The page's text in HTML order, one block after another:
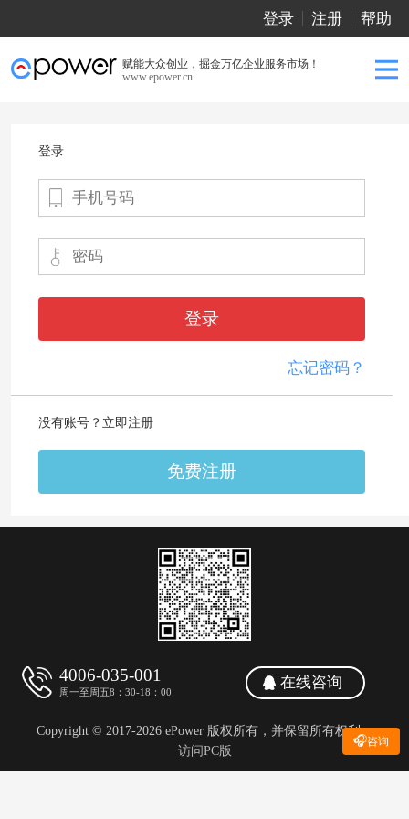
登录 注册 帮助
赋能大众创业，掘金万亿企业服务市场！
www.epower.cn
登录
登录
忘记密码？
没有账号？立即注册
免费注册
4006-035-001
周一至周五8：30-18：00
在线咨询
Copyright © 2017-2026 ePower 版权所有，并保留所有权利。
访问PC版
🎧咨询